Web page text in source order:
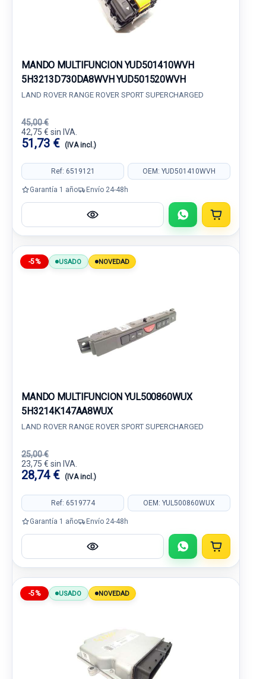
MANDO MULTIFUNCION YUD501410WVH
5H3213D730DA8WVH YUD501520WVH
LAND ROVER RANGE ROVER SPORT SUPERCHARGED
45,00 €
42,75 € sin IVA.
51,73 € (IVA incl.)
Ref: 6519121 OEM: YUD501410WVH
Garantía 1 año Envío 24-48h
-5% USADO NOVEDAD
MANDO MULTIFUNCION YUL500860WUX
5H3214K147AA8WUX
LAND ROVER RANGE ROVER SPORT SUPERCHARGED
25,00 €
23,75 € sin IVA.
28,74 € (IVA incl.)
Ref: 6519774 OEM: YUL500860WUX
Garantía 1 año Envío 24-48h
-5% USADO NOVEDAD